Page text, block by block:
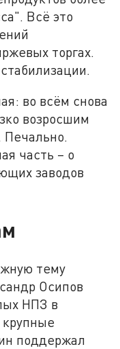
Всё это
торгах.
во всём снова
возросшим
Печально.
часть – о
заводов
тему
Осипов
НПЗ в
крупные
поддержал